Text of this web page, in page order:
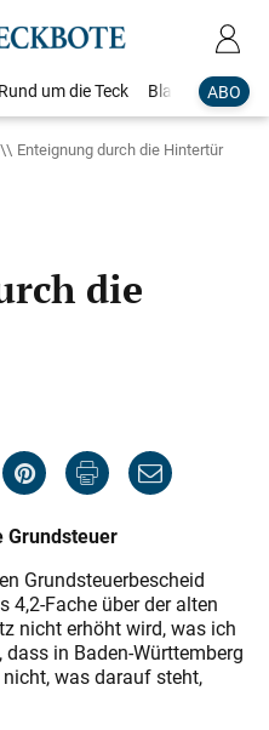
ABO
Rund um die Teck Blaulicht
Enteignung durch die Hintertür
die
Grundsteuer
Grundsteuerbescheid
4,2-Fache über der alten
nicht erhöht wird, was ich
in Baden-Württemberg
was darauf steht,